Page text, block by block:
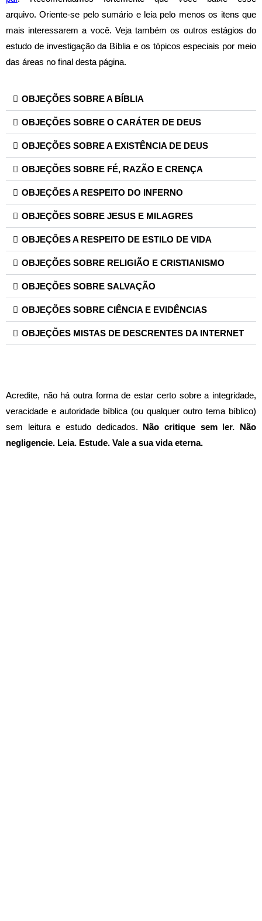
arquivo.Oriente-se pelo sumário e leia pelo menos os itens que
mais interessarem a você. Veja também os outros estágios do
estudo de investigação da Bíblia e os tópicos especiais por meio
das áreas no final desta página.
OBJEÇÕES SOBRE A BÍBLIA
OBJEÇÕES SOBRE O CARÁTER DE DEUS
OBJEÇÕES SOBRE A EXISTÊNCIA DE DEUS
OBJEÇÕES SOBRE FÉ, RAZÃO E CRENÇA
OBJEÇÕES A RESPEITO DO INFERNO
OBJEÇÕES SOBRE JESUS E MILAGRES
OBJEÇÕES A RESPEITO DE ESTILO DE VIDA
OBJEÇÕES SOBRE RELIGIÃO E CRISTIANISMO
OBJEÇÕES SOBRE SALVAÇÃO
OBJEÇÕES SOBRE CIÊNCIA E EVIDÊNCIAS
OBJEÇÕES MISTAS DE DESCRENTES DA INTERNET
Acredite, não há outra forma de estar certo sobre a integridade,
veracidade e autoridade bíblica (ou qualquer outro tema bíblico)
sem leitura e estudo dedicados. Não critique sem ler. Não
negligencie. Leia. Estude. Vale a sua vida eterna.